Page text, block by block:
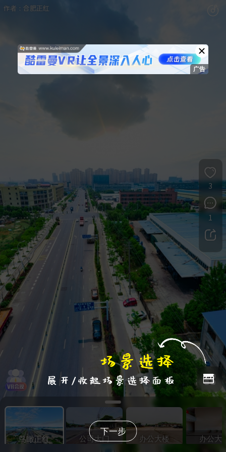
跳过
退出VR模式
VR参数设置
作者：合肥正红
3
1
鸟瞰正红 公司大门 办公大楼 办公大
下一步